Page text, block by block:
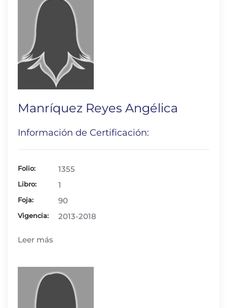
Manríquez Reyes Angélica
Información de Certificación:
Folio: 1355
Libro: 1
Foja: 90
Vigencia: 2013-2018
Leer más